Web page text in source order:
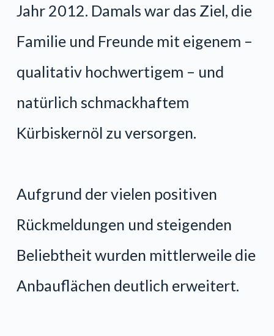
Jahr 2012. Damals war das Ziel, die
Familie und Freunde mit eigenem –
qualitativ hochwertigem – und
natürlich schmackhaftem
Kürbiskernöl zu versorgen.
Aufgrund der vielen positiven
Rückmeldungen und steigenden
Beliebtheit wurden mittlerweile die
Anbauflächen deutlich erweitert.